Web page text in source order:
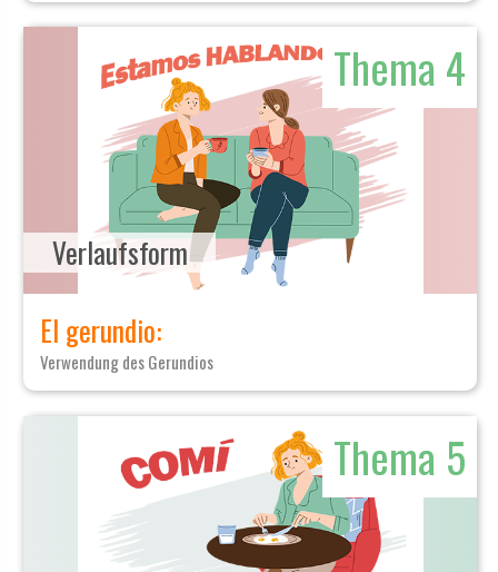
Thema 4
Verlaufsform
El gerundio:
Verwendung des Gerundios
Thema 5